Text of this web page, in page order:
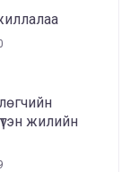
жилийн